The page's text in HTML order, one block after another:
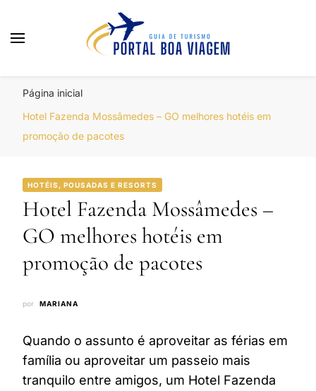
Página inicial
Hotel Fazenda Mossâmedes – GO melhores hotéis em
promoção de pacotes
HOTÉIS, POUSADAS E RESORTS
Hotel Fazenda Mossâmedes –
GO melhores hotéis em
promoção de pacotes
por MARIANA
Quando o assunto é aproveitar as férias em
família ou aproveitar um passeio mais
tranquilo entre amigos, um Hotel Fazenda